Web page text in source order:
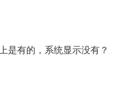
是有的，系统显示没有？